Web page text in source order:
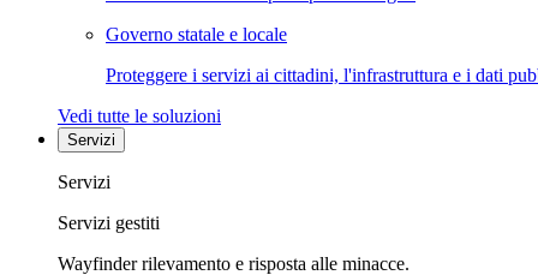
Governo statale e locale
Proteggere i servizi ai cittadini, l'infrastruttura e i dati
Vedi tutte le soluzioni
Servizi
Servizi
Servizi gestiti
Wayfinder rilevamento e risposta alle minacce.